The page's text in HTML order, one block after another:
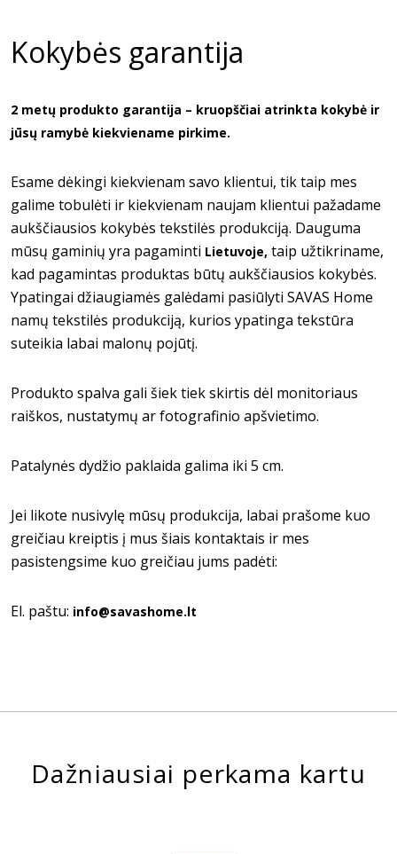
Kokybės garantija
2 metų produkto garantija – kruopščiai atrinkta kokybė ir
jūsų ramybė kiekviename pirkime.
Esame dėkingi kiekvienam savo klientui, tik taip mes
galime tobulėti ir kiekvienam naujam klientui pažadame
aukščiausios kokybės tekstilės produkciją. Dauguma
mūsų gaminių yra pagaminti Lietuvoje, taip užtikriname,
kad pagamintas produktas būtų aukščiausios kokybės.
Ypatingai džiaugiamės galėdami pasiūlyti SAVAS Home
namų tekstilės produkciją, kurios ypatinga tekstūra
suteikia labai malonų pojūtį.
Produkto spalva gali šiek tiek skirtis dėl monitoriaus
raiškos, nustatymų ar fotografinio apšvietimo.
Patalynės dydžio paklaida galima iki 5 cm.
Jei likote nusivylę mūsų produkcija, labai prašome kuo
greičiau kreiptis į mus šiais kontaktais ir mes
pasistengsime kuo greičiau jums padėti:
El. paštu: info@savashome.lt
Dažniausiai perkama kartu